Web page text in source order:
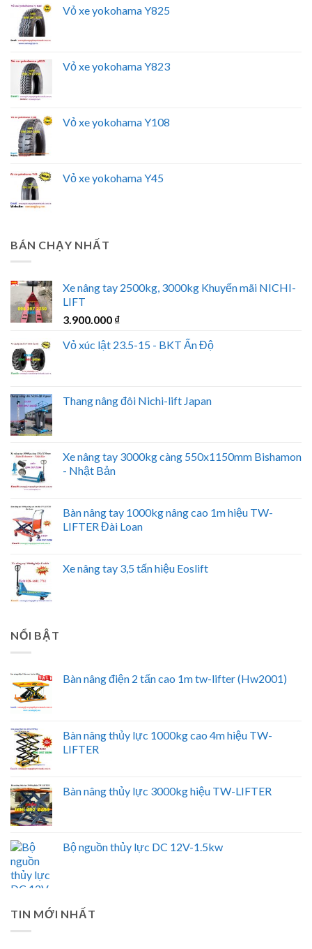
Vỏ xe yokohama Y825
Vỏ xe yokohama Y823
Vỏ xe yokohama Y108
Vỏ xe yokohama Y45
BÁN CHẠY NHẤT
Xe nâng tay 2500kg, 3000kg Khuyến mãi NICHI-
LIFT
3.900.000 ₫
Vỏ xúc lật 23.5-15 - BKT Ấn Độ
Thang nâng đôi Nichi-lift Japan
Xe nâng tay 3000kg càng 550x1150mm Bishamon
- Nhật Bản
Bàn nâng tay 1000kg nâng cao 1m hiệu TW-
LIFTER Đài Loan
Xe nâng tay 3,5 tấn hiệu Eoslift
NỔI BẬT
Bàn nâng điện 2 tấn cao 1m tw-lifter (Hw2001)
Bàn nâng thủy lực 1000kg cao 4m hiệu TW-
LIFTER
Bàn nâng thủy lực 3000kg hiệu TW-LIFTER
Bộ nguồn thủy lực DC 12V-1.5kw
TIN MỚI NHẤT